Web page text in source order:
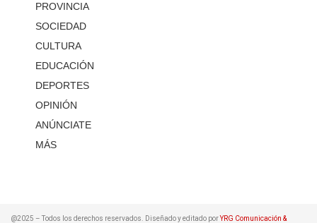
PROVINCIA
SOCIEDAD
CULTURA
EDUCACIÓN
DEPORTES
OPINIÓN
ANÚNCIATE
MÁS
@2025 – Todos los derechos reservados. Diseñado y editado porYRG Comunicación &